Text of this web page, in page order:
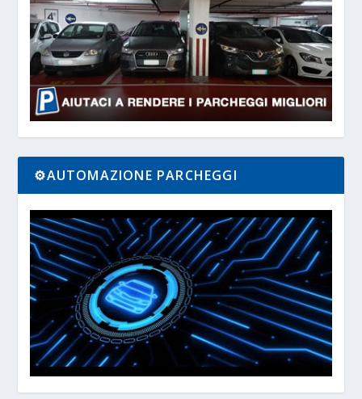
⚙️AUTOMAZIONE PARCHEGGI